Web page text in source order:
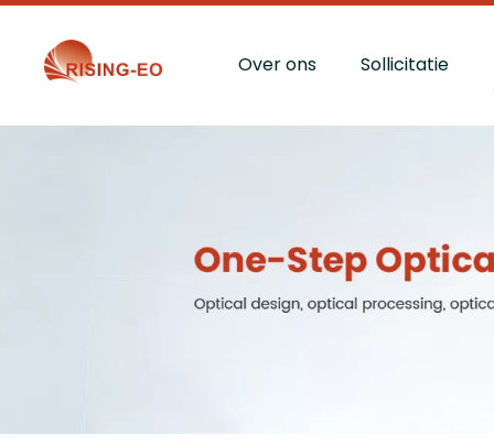
Over ons Sollicitatie